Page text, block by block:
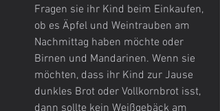
Fragen sie ihr Kind beim Einkaufen,
ob es Äpfel und Weintrauben am
Nachmittag haben möchte oder
Birnen und Mandarinen. Wenn sie
möchten, dass ihr Kind zur Jause
dunkles Brot oder Vollkornbrot isst,
dann sollte kein Weißgebäck am